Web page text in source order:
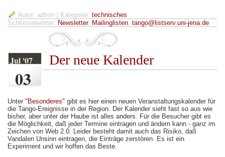
Autor: admin | Kategorie: technisches
Schlüsselwörter: Newsletter, Mailinglisten, tango@listserv.uni-jena.de
Jul '07
03
Der neue Kalender
Unter "Besonderes" gibt es hier einen neuen Veranstaltungskalender für
die Tango-Ereignisse in der Region. Der Kalender sieht fast so aus wie
bisher, aber unter der Haube ist alles anders. Für die Besucher gibt es
die Möglichkeit, daß jeder Termine eintragen und ändern kann - ganz im
Zeichen von Web 2.0. Leider besteht damit auch das Risiko, daß
Vandalen Unsinn eintragen, die Einträge zerstören. Es ist ein
Experiment und wir hoffen das Beste.